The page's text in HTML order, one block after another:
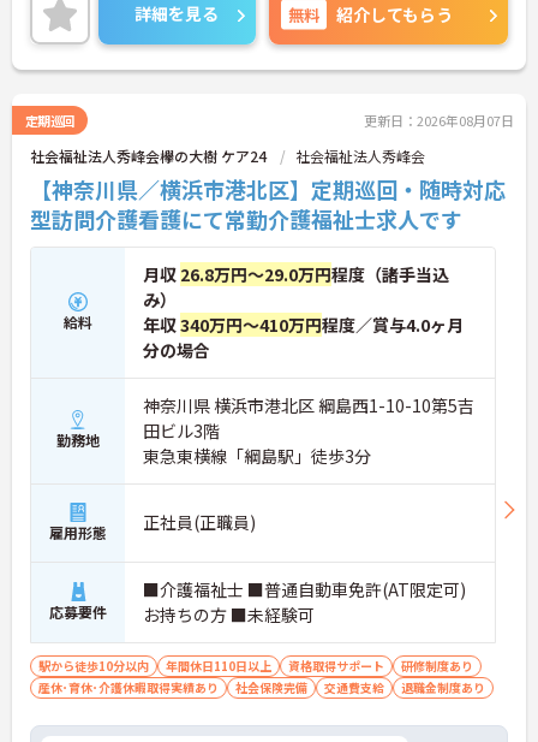
ご興味ある方には、面接対策ポイントなど、詳細を
お話しいたしますのでお気軽にご相談ください
詳細を見る 無料 紹介してもらう
定期巡回 更新日：2026年08月07日
社会福祉法人秀峰会欅の大樹 ケア24 社会福祉法人秀峰会
【神奈川県／横浜市港北区】定期巡回・随時対応
型訪問介護看護にて常勤介護福祉士求人です
給料
月収 26.8万円～29.0万円程度（諸手当込
み）
年収340万円～410万円程度／賞与4.0ヶ月
分の場合
勤務地
神奈川県 横浜市港北区 綱島西1-10-10第5吉
田ビル3階
東急東横線「綱島駅」徒歩3分
雇用形態 正社員(正職員)
応募要件
■介護福祉士 ■普通自動車免許(AT限定可)
お持ちの方 ■未経験可
駅から徒歩10分以内 年間休日110日以上 資格取得サポート
研修制度あり
産休･育休･介護休暇取得実績あり
社会保険完備 交通費支給 退職金制度あり